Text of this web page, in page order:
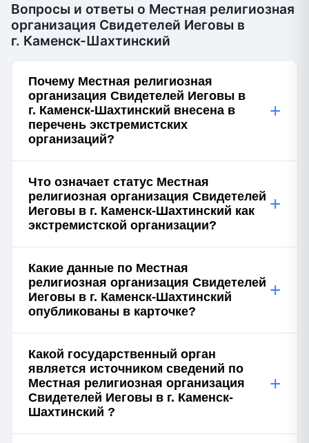
Вопросы и ответы о Местная религиозная
организация Свидетелей Иеговы в
г. Каменск-Шахтинский
Почему Местная религиозная
организация Свидетелей Иеговы в
г. Каменск-Шахтинский внесена в
перечень экстремистских
организаций?
+
Что означает статус Местная
религиозная организация Свидетелей
Иеговы в г. Каменск-Шахтинский как
экстремистской организации?
+
Какие данные по Местная
религиозная организация Свидетелей
Иеговы в г. Каменск-Шахтинский
опубликованы в карточке?
+
Какой государственный орган
является источником сведений по
Местная религиозная организация
Свидетелей Иеговы в г. Каменск-
Шахтинский ?
+